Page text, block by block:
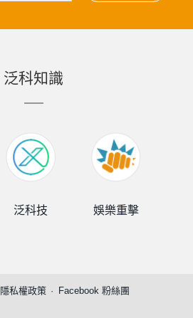
泛科知識
泛科技 娛樂重擊
隱私權政策 Facebook 粉絲團